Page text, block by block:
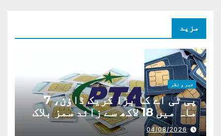
مزید
خبر و نظر
پی ٹی اے کا بڑا کریک ڈاؤن، 7
ماہ میں 18 لاکھ سے زائد سمز بلاک
04/08/2026